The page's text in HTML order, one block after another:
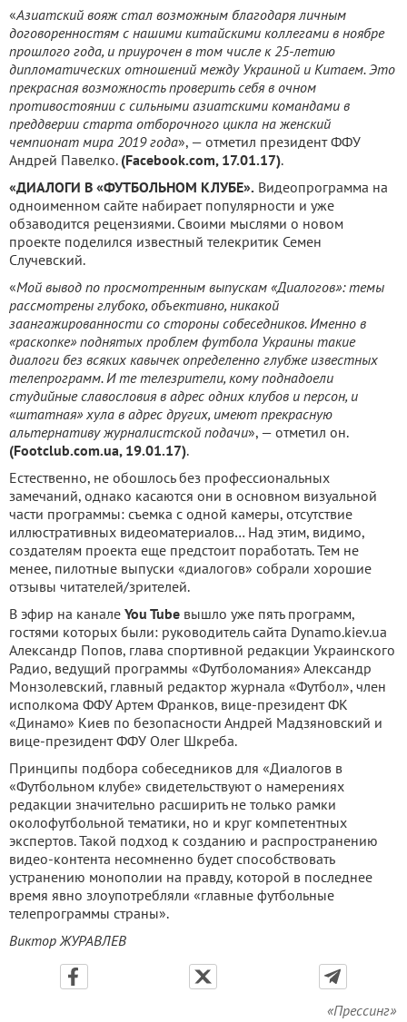
«Азиатский вояж стал возможным благодаря личным
договоренностям с нашими китайскими коллегами в ноябре
прошлого года, и приурочен в том числе к 25-летию
дипломатических отношений между Украиной и Китаем. Это
прекрасная возможность проверить себя в очном
противостоянии с сильными азиатскими командами в
преддверии старта отборочного цикла на женский
чемпионат мира 2019 года», — отметил президент ФФУ
Андрей Павелко. (Facebook.com, 17.01.17).
«ДИАЛОГИ В «ФУТБОЛЬНОМ КЛУБЕ». Видеопрограмма на
одноименном сайте набирает популярности и уже
обзаводится рецензиями. Своими мыслями о новом
проекте поделился известный телекритик Семен
Случевский.
«Мой вывод по просмотренным выпускам «Диалогов»: темы
рассмотрены глубоко, объективно, никакой
заангажированности со стороны собеседников. Именно в
«раскопке» поднятых проблем футбола Украины такие
диалоги без всяких кавычек определенно глубже известных
телепрограмм. И те телезрители, кому поднадоели
студийные славословия в адрес одних клубов и персон, и
«штатная» хула в адрес других, имеют прекрасную
альтернативу журналистской подачи», — отметил он.
(Footclub.com.ua, 19.01.17).
Естественно, не обошлось без профессиональных
замечаний, однако касаются они в основном визуальной
части программы: съемка с одной камеры, отсутствие
иллюстративных видеоматериалов… Над этим, видимо,
создателям проекта еще предстоит поработать. Тем не
менее, пилотные выпуски «диалогов» собрали хорошие
отзывы читателей/зрителей.
В эфир на канале You Tube вышло уже пять программ,
гостями которых были: руководитель сайта Dynamo.kiev.ua
Александр Попов, глава спортивной редакции Украинского
Радио, ведущий программы «Футболомания» Александр
Монзолевский, главный редактор журнала «Футбол», член
исполкома ФФУ Артем Франков, вице-президент ФК
«Динамо» Киев по безопасности Андрей Мадзяновский и
вице-президент ФФУ Олег Шкреба.
Принципы подбора собеседников для «Диалогов в
«Футбольном клубе» свидетельствуют о намерениях
редакции значительно расширить не только рамки
околофутбольной тематики, но и круг компетентных
экспертов. Такой подход к созданию и распространению
видео-контента несомненно будет способствовать
устранению монополии на правду, которой в последнее
время явно злоупотребляли «главные футбольные
телепрограммы страны».
Виктор ЖУРАВЛЕВ
«Прессинг»